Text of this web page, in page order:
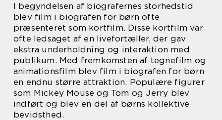
I begyndelsen af biografernes storhedstid
blev film i biografen for børn ofte
præsenteret som kortfilm. Disse kortfilm var
ofte ledsaget af en livefortæller, der gav
ekstra underholdning og interaktion med
publikum. Med fremkomsten af tegnefilm og
animationsfilm blev film i biografen for børn
en endnu større attraktion. Populære figurer
som Mickey Mouse og Tom og Jerry blev
indført og blev en del af børns kollektive
bevidsthed.